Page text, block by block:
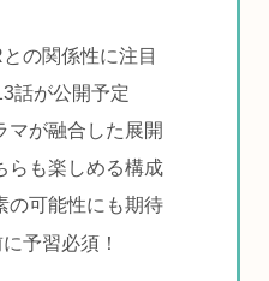
の関係性に注目
話が公開予定
マが融合した展開
らも楽しめる構成
の可能性にも期待
予習必須！